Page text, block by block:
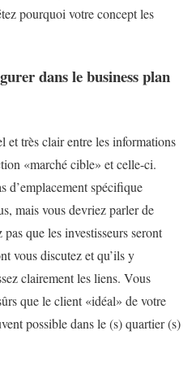
pourquoi votre concept les
dans le business plan
très clair entre les informations
«marché cible» et celle-ci.
d’emplacement spécifique
mais vous devriez parler de
que les investisseurs seront
vous discutez et qu’ils y
clairement les liens. Vous
que le client «idéal» de votre
possible dans le (s) quartier (s)